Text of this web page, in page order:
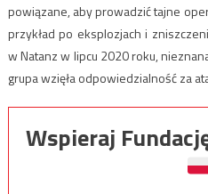
powiązane, aby prowadzić tajne
przykład po eksplozjach i
w Natanz w lipcu 2020 roku,
grupa wzięła odpowiedzialność za
Wspieraj